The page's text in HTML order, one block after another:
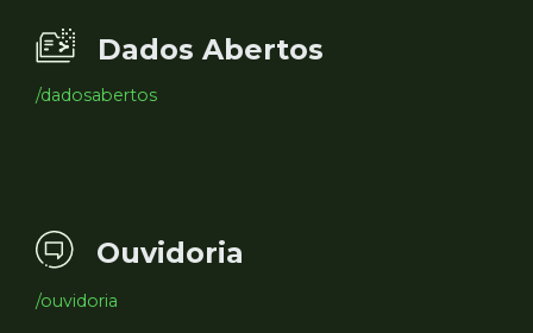
Dados Abertos
/dadosabertos
Ouvidoria
/ouvidoria